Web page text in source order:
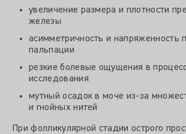
увеличение размера и плотности
железы
асимметричность и напряженность
пальпации
резкие болевые ощущения в
исследования
мутный осадок в моче из-за
и гнойных нитей
При фолликулярной стадии острого